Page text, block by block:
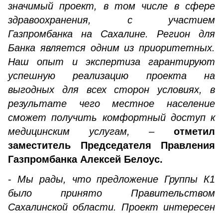
значимый проект, в том числе в сфере
здравоохранения, с участием
Газпромбанка на Сахалине. Регион для
Банка является одним из приоритетных.
Наш опыт и экспертиза гарантируют
успешную реализацию проекта на
выгодных для всех сторон условиях, в
результате чего местное население
сможет получить комфортный доступ к
медицинским услугам, –отметил
заместитель Председателя Правления
Газпромбанка Алексей Белоус.
- Мы рады, что предложение Группы К1
было принято Правительством
Сахалинской области. Проект интересен